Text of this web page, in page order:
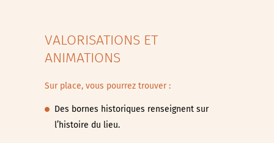
VALORISATIONS ET
ANIMATIONS
Sur place, vous pourrez trouver :
Des bornes historiques renseignent sur
l’histoire du lieu.